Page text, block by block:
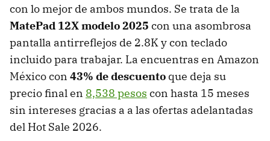
con lo mejor de ambos mundos. Se trata de la
MatePad 12X modelo 2025 con una asombrosa
pantalla antirreflejos de 2.8K y con teclado
incluido para trabajar. La encuentras en Amazon
México con 43% de descuento que deja su
precio final en 8,538 pesos con hasta 15 meses
sin intereses gracias a a las ofertas adelantadas
del Hot Sale 2026.